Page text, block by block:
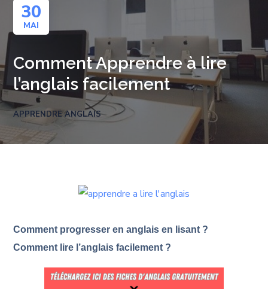
30
MAI
Comment Apprendre à lire
l’anglais facilement
APPRENDRE ANGLAIS
Comment progresser en anglais en lisant ?
Comment lire l’anglais facilement ?